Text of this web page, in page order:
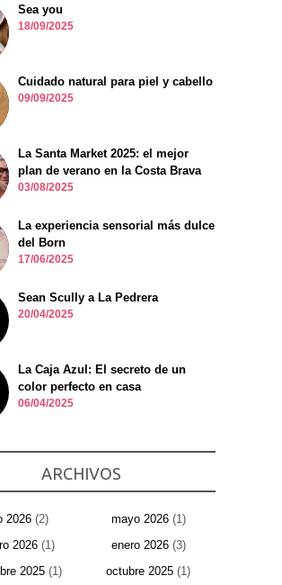
Sea you
18/09/2025
Cuidado natural para piel y cabello
09/09/2025
La Santa Market 2025: el mejor
plan de verano en la Costa Brava
03/08/2025
La experiencia sensorial más dulce
del Born
17/06/2025
Sean Scully a La Pedrera
20/04/2025
La Caja Azul: El secreto de un
color perfecto en casa
06/04/2025
ARCHIVOS
2026 (2) mayo 2026(1)
2026(1) enero 2026(3)
2025(1) octubre 2025 (1)